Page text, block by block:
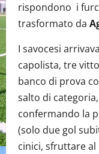
rispondono i
trasformato da
I savocesi
capolista, tre
banco di prova
salto di
confermando la
(solo due gol
cinici, sfruttare